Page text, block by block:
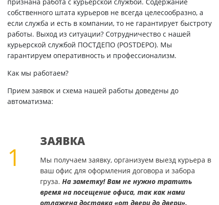
собственного штата курьеров не всегда целесообразно, а
если служба и есть в компании, то не гарантирует быстроту
работы. Выход из ситуации? Сотрудничество с нашей
курьерской службой ПОСТДЕПО (POSTDEPO). Мы
гарантируем оперативность и профессионализм.
Как мы работаем?
Прием заявок и схема нашей работы доведены до
автоматизма:
1
ЗАЯВКА
Мы получаем заявку, организуем выезд курьера в
ваш офис для оформления договора и забора
груза. На заметку! Вам не нужно тратить
время на посещение офиса, так как нами
отлажена доставка «от двери до двери».